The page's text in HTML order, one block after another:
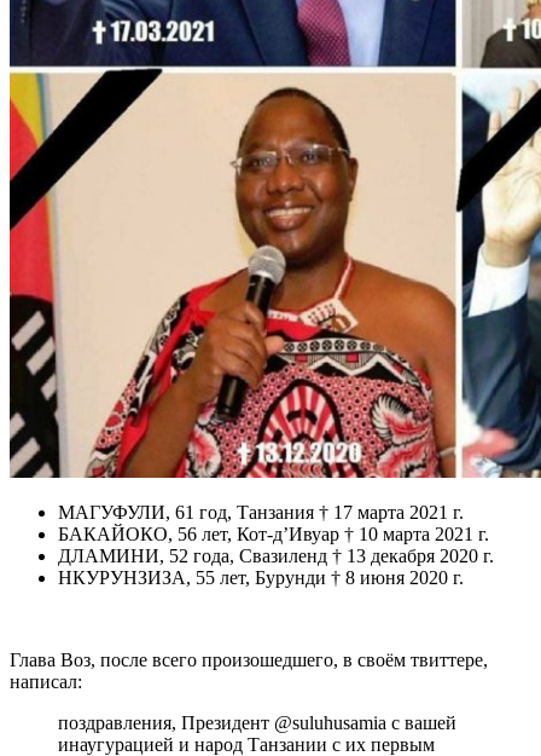
МАГУФУЛИ, 61 год, Танзания † 17 марта 2021 г.
БАКАЙОКО, 56 лет, Кот-д’Ивуар † 10 марта 2021 г.
ДЛАМИНИ, 52 года, Свазиленд † 13 декабря 2020 г.
НКУРУНЗИЗА, 55 лет, Бурунди † 8 июня 2020 г.
Глава Воз, после всего произошедшего, в своём твиттере,
написал:
поздравления, Президент @suluhusamia с вашей
инаугурацией и народ Танзании с их первым